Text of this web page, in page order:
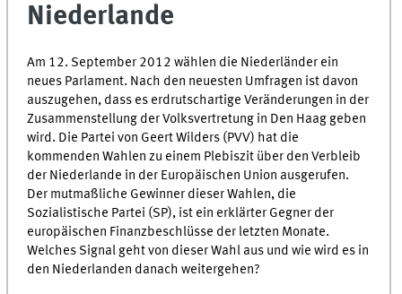
Niederlande
Am 12. September 2012 wählen die Niederländer ein
neues Parlament. Nach den neuesten Umfragen ist davon
auszugehen, dass es erdrutschartige Veränderungen in der
Zusammenstellung der Volksvertretung in Den Haag geben
wird. Die Partei von Geert Wilders (PVV) hat die
kommenden Wahlen zu einem Plebiszit über den Verbleib
der Niederlande in der Europäischen Union ausgerufen.
Der mutmaßliche Gewinner dieser Wahlen, die
Sozialistische Partei (SP), ist ein erklärter Gegner der
europäischen Finanzbeschlüsse der letzten Monate.
Welches Signal geht von dieser Wahl aus und wie wird es in
den Niederlanden danach weitergehen?